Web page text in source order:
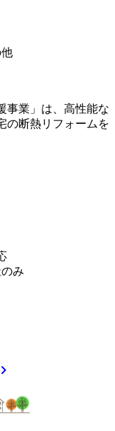
事業」は、高性能な
の断熱リフォームを
み
chevron_right